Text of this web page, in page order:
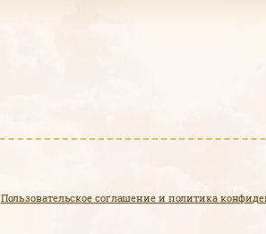
Пользовательское соглашение и политика